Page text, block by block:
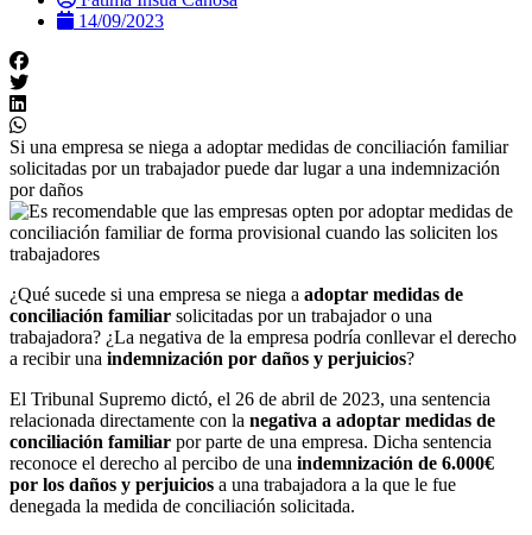
14/09/2023
Si una empresa se niega a adoptar medidas de conciliación familiar
solicitadas por un trabajador puede dar lugar a una indemnización
por daños
¿Qué sucede si una empresa se niega a adoptar medidas de
conciliación familiar solicitadas por un trabajador o una
trabajadora? ¿La negativa de la empresa podría conllevar el derecho
a recibir una indemnización por daños y perjuicios?
El Tribunal Supremo dictó, el 26 de abril de 2023, una sentencia
relacionada directamente con la negativa a adoptar medidas de
conciliación familiar por parte de una empresa. Dicha sentencia
reconoce el derecho al percibo de una indemnización de 6.000€
por los daños y perjuicios a una trabajadora a la que le fue
denegada la medida de conciliación solicitada.